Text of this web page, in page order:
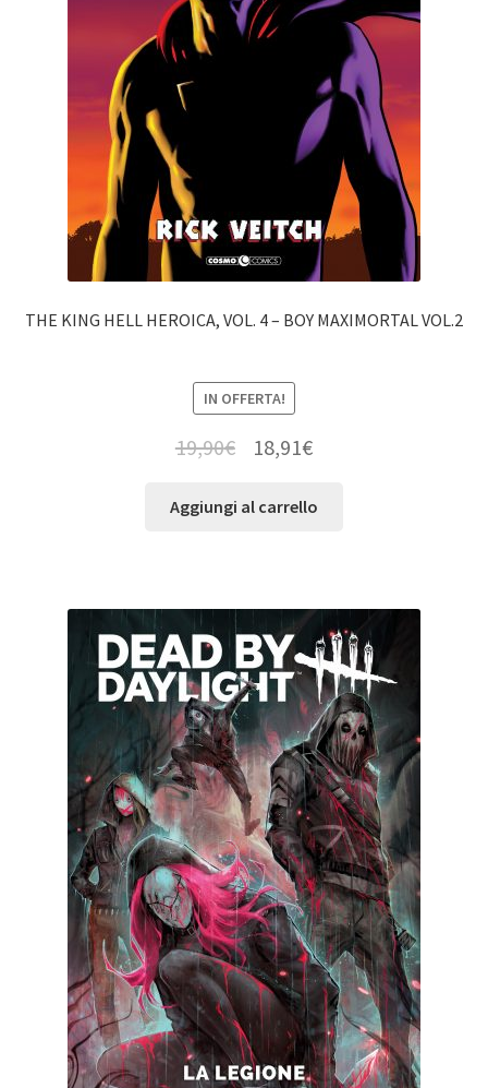
THE KING HELL HEROICA, VOL. 4 – BOY MAXIMORTAL VOL.2
IN OFFERTA!
19,90€ 18,91€
Aggiungi al carrello